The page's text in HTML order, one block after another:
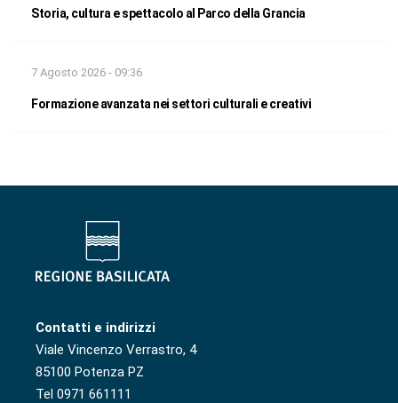
Storia, cultura e spettacolo al Parco della Grancia
7 Agosto 2026 - 09:36
Formazione avanzata nei settori culturali e creativi
Contatti e indirizzi
Viale Vincenzo Verrastro, 4
85100 Potenza PZ
Tel 0971 661111